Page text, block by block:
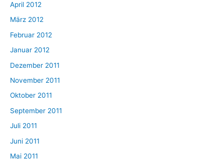
April 2012
März 2012
Februar 2012
Januar 2012
Dezember 2011
November 2011
Oktober 2011
September 2011
Juli 2011
Juni 2011
Mai 2011